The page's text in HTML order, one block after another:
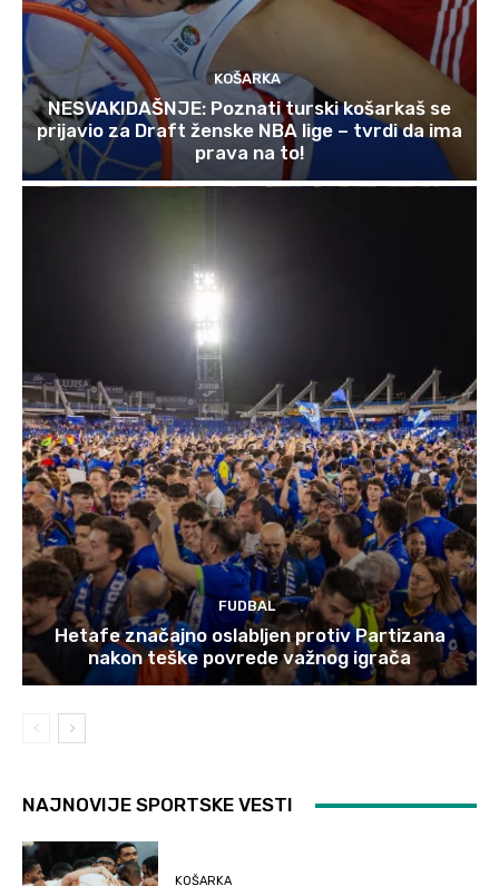
KOŠARKA
NESVAKIDAŠNJE: Poznati turski košarkaš se
prijavio za Draft ženske NBA lige – tvrdi da ima
prava na to!
FUDBAL
Hetafe značajno oslabljen protiv Partizana
nakon teške povrede važnog igrača
NAJNOVIJE SPORTSKE VESTI
KOŠARKA